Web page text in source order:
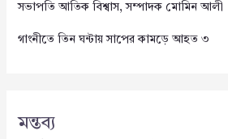
সভাপতি আতিক বিশ্বাস, সম্পাদক মোমিন আলী
গাংনীতে তিন ঘন্টায় সাপের কামড়ে আহত ৩
মন্তব্য